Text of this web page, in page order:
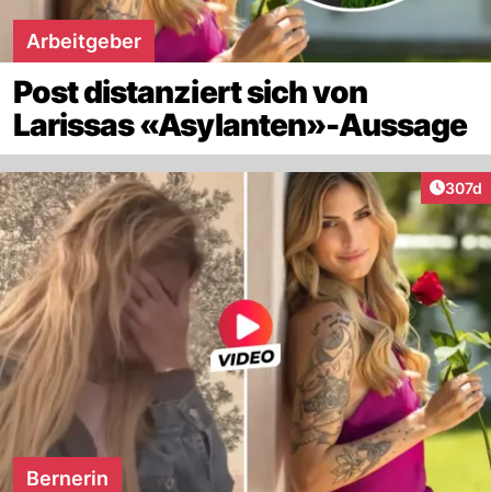
Arbeitgeber
Post distanziert sich von
Larissas «Asylanten»-Aussage
307d
Bernerin